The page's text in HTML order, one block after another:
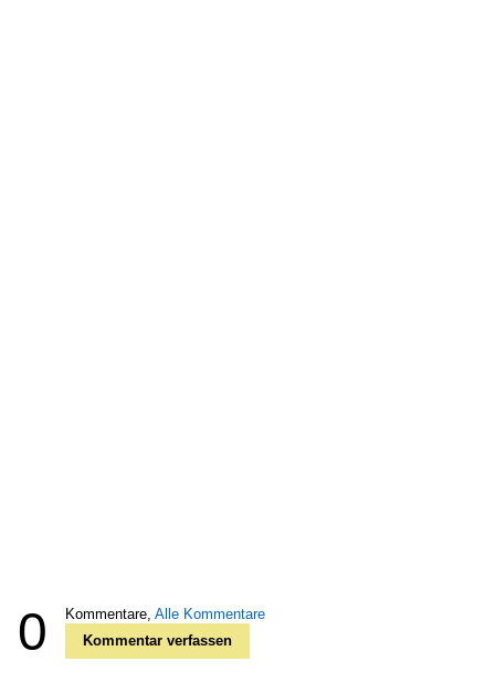
0 Kommentare, Alle Kommentare
Kommentar verfassen